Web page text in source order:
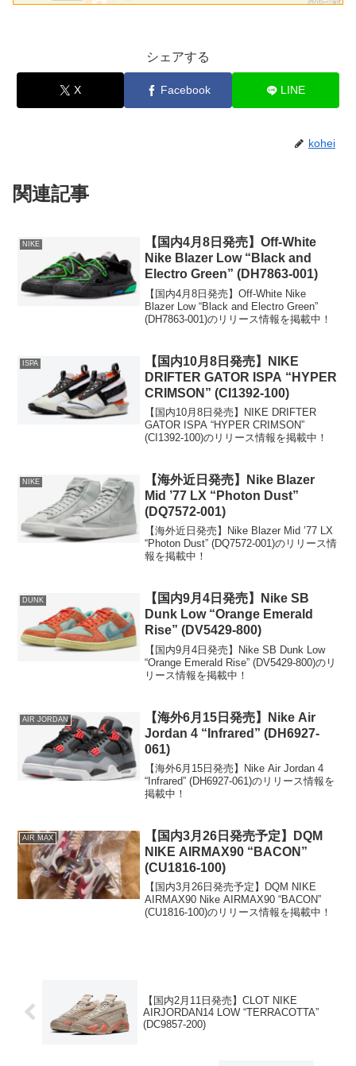
シェアする
X Facebook LINE
kohei
関連記事
NIKE
【国内4月8日発売】Off-White
Nike Blazer Low “Black and
Electro Green” (DH7863-001)
【国内4月8日発売】Off-White Nike
Blazer Low “Black and Electro Green”
(DH7863-001)のリリース情報を掲載中！
ISPA
【国内10月8日発売】NIKE
DRIFTER GATOR ISPA “HYPER
CRIMSON” (CI1392-100)
【国内10月8日発売】NIKE DRIFTER
GATOR ISPA “HYPER CRIMSON”
(CI1392-100)のリリース情報を掲載中！
NIKE
【海外近日発売】Nike Blazer
Mid ’77 LX “Photon Dust”
(DQ7572-001)
【海外近日発売】Nike Blazer Mid ’77 LX
“Photon Dust” (DQ7572-001)のリリース情
報を掲載中！
DUNK
【国内9月4日発売】Nike SB
Dunk Low “Orange Emerald
Rise” (DV5429-800)
【国内9月4日発売】Nike SB Dunk Low
“Orange Emerald Rise” (DV5429-800)のリ
リース情報を掲載中！
AIR JORDAN
【海外6月15日発売】Nike Air
Jordan 4 “Infrared” (DH6927-
061)
【海外6月15日発売】Nike Air Jordan 4
“Infrared” (DH6927-061)のリリース情報を
掲載中！
AIR MAX
【国内3月26日発売予定】DQM
NIKE AIRMAX90 “BACON”
(CU1816-100)
【国内3月26日発売予定】DQM NIKE
AIRMAX90 Nike AIRMAX90 “BACON”
(CU1816-100)のリリース情報を掲載中！
【国内2月11日発売】CLOT NIKE
AIRJORDAN14 LOW “TERRACOTTA”
(DC9857-200)